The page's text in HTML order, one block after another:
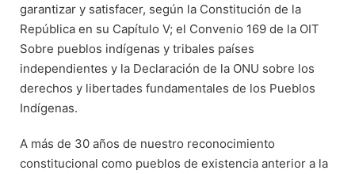
garantizar y satisfacer, según la Constitución de la
República en su Capítulo V; el Convenio 169 de la OIT
Sobre pueblos indígenas y tribales países
independientes y la Declaración de la ONU sobre los
derechos y libertades fundamentales de los Pueblos
Indígenas.
A más de 30 años de nuestro reconocimiento
constitucional como pueblos de existencia anterior a la